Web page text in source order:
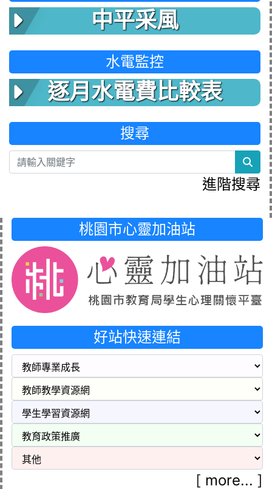
中平采風
水電監控
逐月水電費比較表
搜尋
進階搜尋
桃園市心靈加油站
好站快速連結
[ more... ]